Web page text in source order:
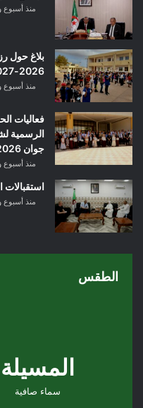
منذ أسبوع
بلاغ حول
2026-2027
منذ أسبوع
فعاليات
الرسمية
جوان 2026
منذ أسبوع
منذ أسبوع
الطقس
المسيلة
سماء صافية